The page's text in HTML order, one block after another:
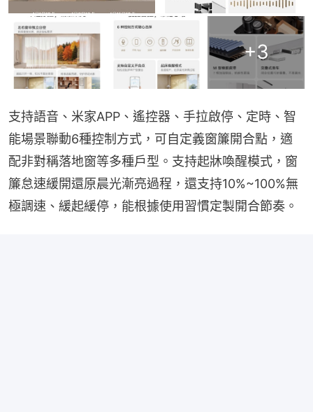
+3
支持語音、米家APP、遙控器、手拉啟停、定時、智
能場景聯動6種控制方式，可自定義窗簾開合點，適
配非對稱落地窗等多種戶型。支持起牀喚醒模式，窗
簾怠速緩開還原晨光漸亮過程，還支持10%~100%無
極調速、緩起緩停，能根據使用習慣定製開合節奏。